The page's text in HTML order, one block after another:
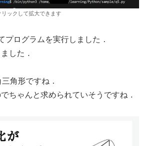
ックして拡大できます
プログラムを実行しました．
した．
角形ですね．
ちゃんと求められていそうですね．